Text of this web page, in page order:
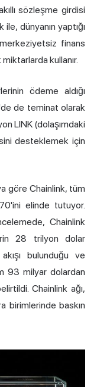
sözleşme girdisi
dünyanın yaptığı
finans
kullanır.
ödeme aldığı
de teminat olarak
LINK (dolaşımdaki
desteklemek için
göre Chainlink, tüm
elinde tutuyor.
Chainlink
28 trilyon dolar
bulunduğu ve
93 milyar dolardan
Chainlink ağı,
birimlerinde baskın